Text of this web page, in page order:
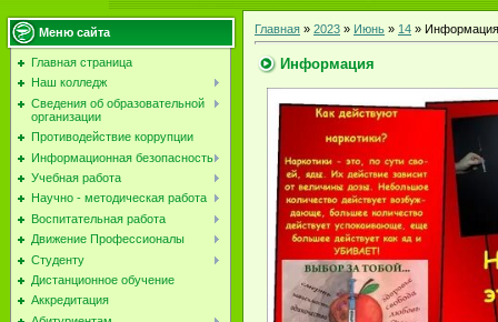
Меню сайта
Главная страница
Наш колледж
Сведения об образовательной
организации
Противодействие коррупции
Информационная безопасность
Учебная работа
Научно - методическая работа
Воспитательная работа
Движение Профессионалы
Студенту
Дистанционное обучение
Аккредитация
Главная » 2023 » Июнь » 14 » Информация
Информация